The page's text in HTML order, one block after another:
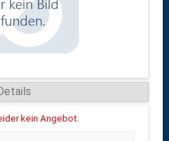
kein Angebot.